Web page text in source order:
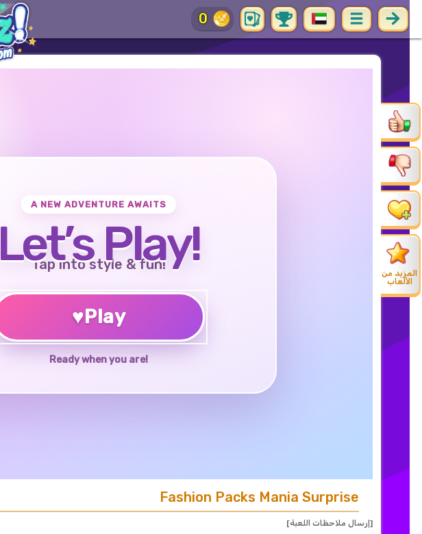
0
المزيد من
الألعاب
A NEW ADVENTURE AWAITS
Let’s Play!
Tap into style & fun!
♥Play
Ready when you are!
Fashion Packs Mania Surprise
[إرسال ملاحظات اللعبة]